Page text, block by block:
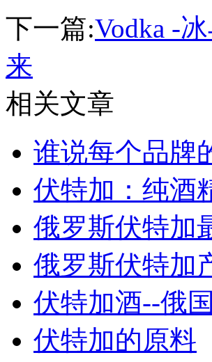
下一篇:Vodka -
来
相关文章
谁说每个品牌
伏特加：纯酒
俄罗斯伏特加
俄罗斯伏特加
伏特加酒--俄
伏特加的原料